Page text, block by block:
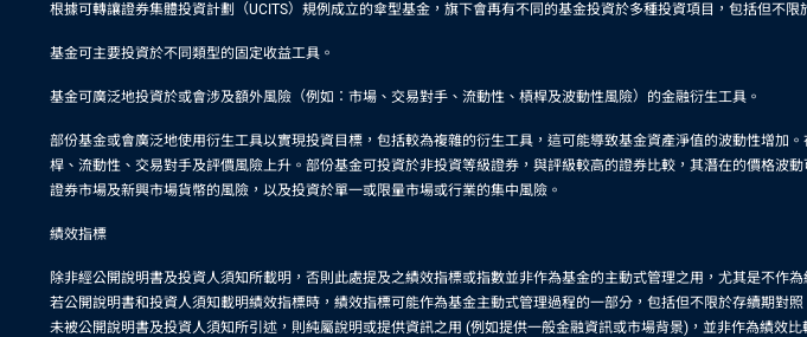
根據可轉讓證券集體投資計劃（UCITS）規例成立的傘型基金，旗下會再有不同的基金投資於多種投資項目，包括但不
基金可主要投資於不同類型的固定收益工具。
基金可廣泛地投資於或會涉及額外風險（例如：市場、交易對手、流動性、槓桿及波動性風險）的金融衍生工具。
部份基金或會廣泛地使用衍生工具以實現投資目標，包括較為複雜的衍生工具，這可能導致基金資產淨值的波動性增
桿、流動性、交易對手及評價風險上升。部份基金可投資於非投資等級證券，與評級較高的證券比較，其潛在的價格
證券市場及新興市場貨幣的風險，以及投資於單一或限量市場或行業的集中風險。
績效指標
除非經公開說明書及投資人須知所載明，否則此處提及之績效指標或指數並非作為基金的主動式管理之用，尤其是不作為
若公開說明書和投資人須知載明績效指標時，績效指標可能作為基金主動式管理過程的一部分，包括但不限於存續期
未被公開說明書及投資人須知所引述，則純屬說明或提供資訊之用 (例如提供一般金融資訊或市場背景)，並非作為績效